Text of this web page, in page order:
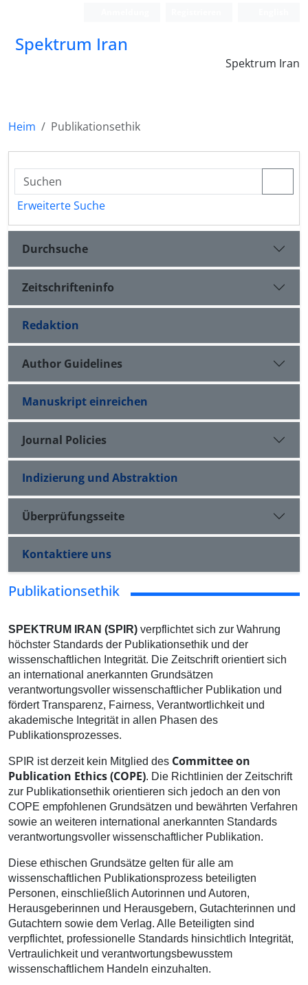
Spektrum Iran
Spektrum Iran
Heim Publikationsethik
Erweiterte Suche
Durchsuche
Zeitschrifteninfo
Redaktion
Author Guidelines
Manuskript einreichen
Journal Policies
Indizierung und Abstraktion
Überprüfungsseite
Kontaktiere uns
Publikationsethik
SPEKTRUM IRAN (SPIR) verpflichtet sich zur Wahrung
höchster Standards der Publikationsethik und der
wissenschaftlichen Integrität. Die Zeitschrift orientiert sich
an international anerkannten Grundsätzen
verantwortungsvoller wissenschaftlicher Publikation und
fördert Transparenz, Fairness, Verantwortlichkeit und
akademische Integrität in allen Phasen des
Publikationsprozesses.
SPIR ist derzeit kein Mitglied des Committee on
Publication Ethics (COPE). Die Richtlinien der Zeitschrift
zur Publikationsethik orientieren sich jedoch an den von
COPE empfohlenen Grundsätzen und bewährten Verfahren
sowie an weiteren international anerkannten Standards
verantwortungsvoller wissenschaftlicher Publikation.
Diese ethischen Grundsätze gelten für alle am
wissenschaftlichen Publikationsprozess beteiligten
Personen, einschließlich Autorinnen und Autoren,
Herausgeberinnen und Herausgebern, Gutachterinnen und
Gutachtern sowie dem Verlag. Alle Beteiligten sind
verpflichtet, professionelle Standards hinsichtlich Integrität,
Vertraulichkeit und verantwortungsbewusstem
wissenschaftlichem Handeln einzuhalten.